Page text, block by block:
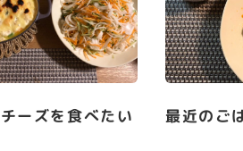
ーズを食べたい
最近のご